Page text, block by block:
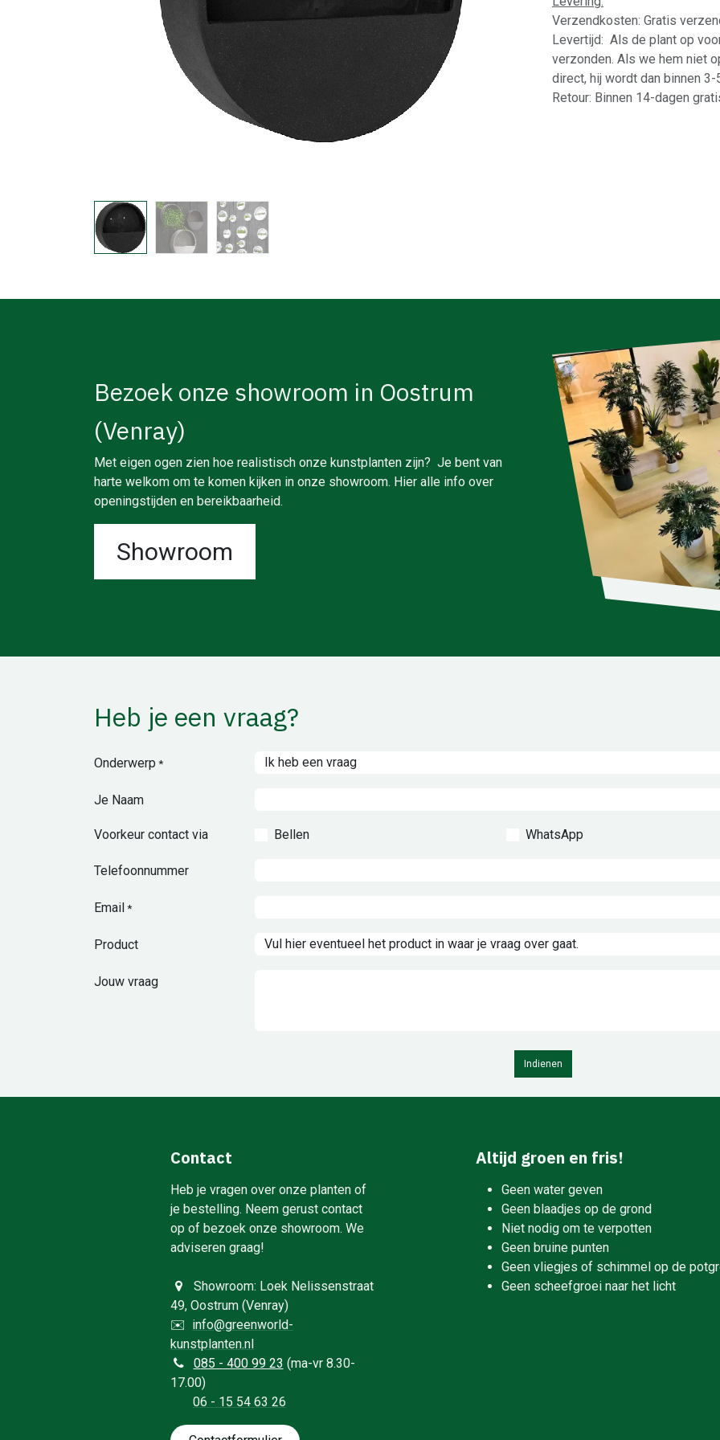
Verzendkosten: Gratis
Levertijd: Als de plant op
verzonden. Als we hem niet
direct, hij wordt dan binnen
Retour: Binnen 14-dagen
Bezoek onze showroom in Oostrum
(Venray)
Met eigen ogen zien hoe realistisch onze kunstplanten zijn? Je bent van
harte welkom om te komen kijken in onze showroom. Hier alle info over
openingstijden en bereikbaarheid.
Showroom
Heb je een vraag?
Onderwerp *
Je Naam
Voorkeur contact via Bellen WhatsApp
Telefoonnummer
Email*
Product
Jouw vraag
Indienen
Contact
Heb je vragen over onze planten of
je bestelling. Neem gerust contact
op of bezoek onze showroom. We
adviseren graag!
Showroom: Loek Nelissenstraat
49, Oostrum (Venray)
✉️ info@greenworld-
kunstplanten.nl
085 - 400 99 23 (ma-vr 8.30-
17.00)
06 - 15 54 63 26
Altijd groen en fris!
Geen water geven
Geen blaadjes op de grond
Niet nodig om te verpotten
Geen bruine punten
Geen vliegjes of schimmel op de
Geen scheefgroei naar het licht